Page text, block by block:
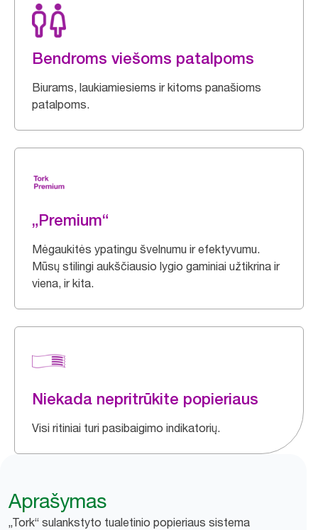
Bendroms viešoms patalpoms
Biurams, laukiamiesiems ir kitoms panašioms
patalpoms.
„Premium“
Mėgaukitės ypatingu švelnumu ir efektyvumu.
Mūsų stilingi aukščiausio lygio gaminiai užtikrina ir
viena, ir kita.
Niekada nepritrūkite popieriaus
Visi ritiniai turi pasibaigimo indikatorių.
Aprašymas
„Tork“ sulankstyto tualetinio popieriaus sistema